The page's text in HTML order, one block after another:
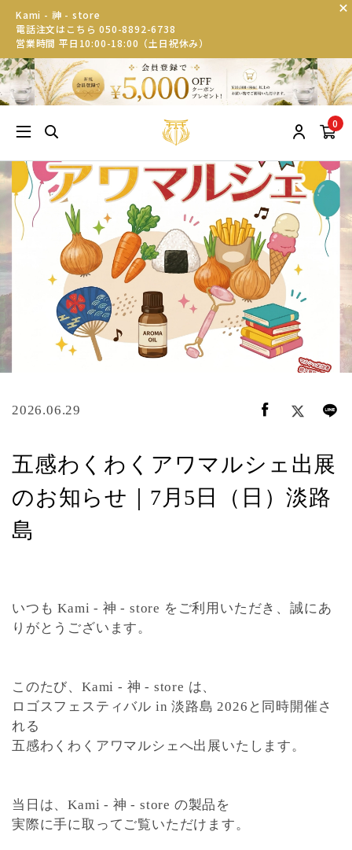
Kami - 神 - store
電話注文はこちら 050-8892-6738
営業時間 平日10:00-18:00（土日祝休み）
0
2026.06.29
五感わくわくアワマルシェ出展
のお知らせ｜7月5日（日）淡路
島
いつも Kami - 神 - store をご利用いただき、誠にあ
りがとうございます。
このたび、Kami - 神 - store は、
ロゴスフェスティバル in 淡路島 2026 と同時開催さ
れる
五感わくわくアワマルシェ へ出展いたします。
当日は、Kami - 神 - store の製品を
実際に手に取ってご覧いただけます。